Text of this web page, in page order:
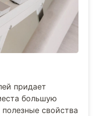
придает
большую
свойства